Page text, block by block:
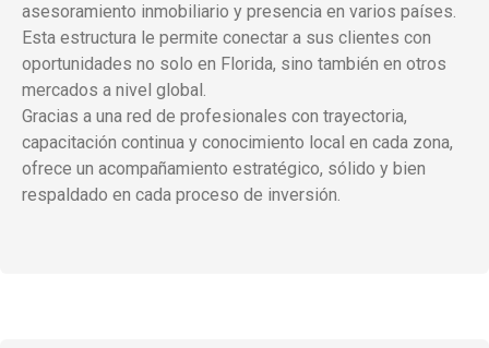
asesoramiento inmobiliario y presencia en varios países.
Esta estructura le permite conectar a sus clientes con
oportunidades no solo en Florida, sino también en otros
mercados a nivel global.
Gracias a una red de profesionales con trayectoria,
capacitación continua y conocimiento local en cada zona,
ofrece un acompañamiento estratégico, sólido y bien
respaldado en cada proceso de inversión.